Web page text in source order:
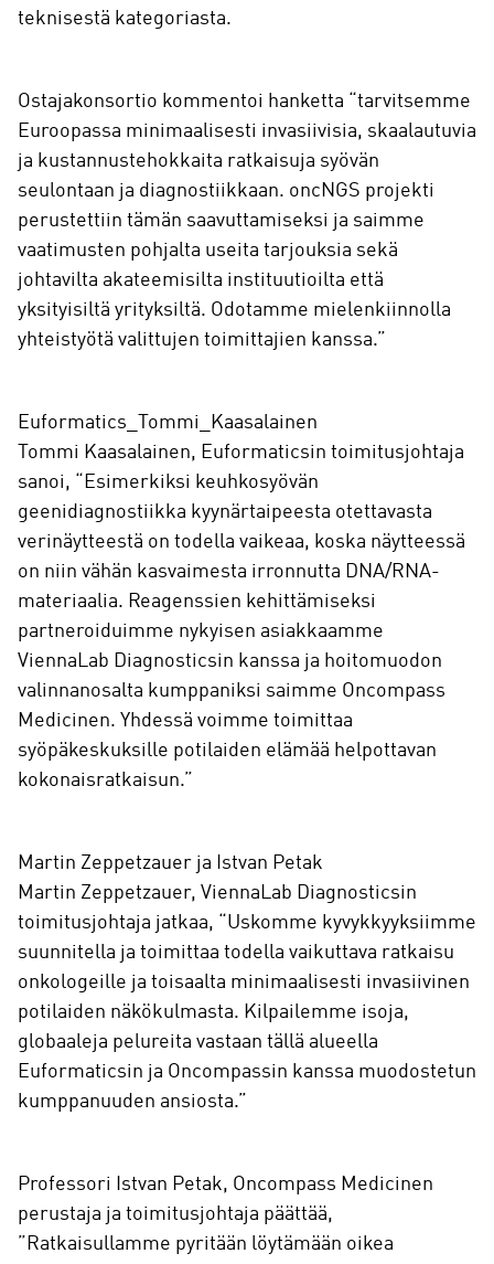
teknisestä kategoriasta.
Ostajakonsortio kommentoi hanketta “tarvitsemme
Euroopassa minimaalisesti invasiivisia, skaalautuvia
ja kustannustehokkaita ratkaisuja syövän
seulontaan ja diagnostiikkaan. oncNGS projekti
perustettiin tämän saavuttamiseksi ja saimme
vaatimusten pohjalta useita tarjouksia sekä
johtavilta akateemisilta instituutioilta että
yksityisiltä yrityksiltä. Odotamme mielenkiinnolla
yhteistyötä valittujen toimittajien kanssa.”
Euformatics_Tommi_Kaasalainen
Tommi Kaasalainen, Euformaticsin toimitusjohtaja
sanoi, “Esimerkiksi keuhkosyövän
geenidiagnostiikka kyynärtaipeesta otettavasta
verinäytteestä on todella vaikeaa, koska näytteessä
on niin vähän kasvaimesta irronnutta DNA/RNA-
materiaalia. Reagenssien kehittämiseksi
partneroiduimme nykyisen asiakkaamme
ViennaLab Diagnosticsin kanssa ja hoitomuodon
valinnanosalta kumppaniksi saimme Oncompass
Medicinen. Yhdessä voimme toimittaa
syöpäkeskuksille potilaiden elämää helpottavan
kokonaisratkaisun.”
Martin Zeppetzauer ja Istvan Petak
Martin Zeppetzauer, ViennaLab Diagnosticsin
toimitusjohtaja jatkaa, “Uskomme kyvykkyyksiimme
suunnitella ja toimittaa todella vaikuttava ratkaisu
onkologeille ja toisaalta minimaalisesti invasiivinen
potilaiden näkökulmasta. Kilpailemme isoja,
globaaleja pelureita vastaan tällä alueella
Euformaticsin ja Oncompassin kanssa muodostetun
kumppanuuden ansiosta.”
Professori Istvan Petak, Oncompass Medicinen
perustaja ja toimitusjohtaja päättää,
”Ratkaisullamme pyritään löytämään oikea